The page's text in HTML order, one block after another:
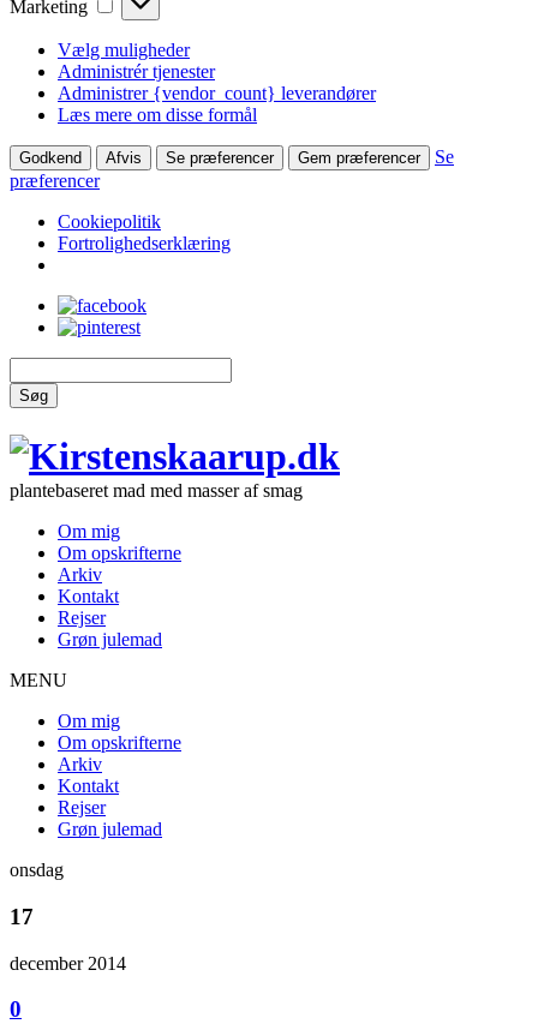
Marketing
Vælg muligheder
Administrér tjenester
Administrer {vendor_count} leverandører
Læs mere om disse formål
Godkend Afvis Se præferencer Gem præferencer
Se
præferencer
Cookiepolitik
Fortrolighedserklæring
Søg
plantebaseret mad med masser af smag
Om mig
Om opskrifterne
Arkiv
Kontakt
Rejser
Grøn julemad
MENU
Om mig
Om opskrifterne
Arkiv
Kontakt
Rejser
Grøn julemad
onsdag
17
december 2014
0